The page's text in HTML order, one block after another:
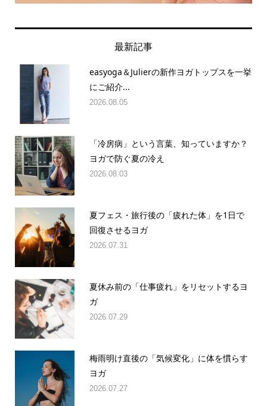
最新記事
easyoga＆Julierの新作ヨガトップスを一挙
にご紹介...
2026.08.05
「冷房病」という言葉、知っていますか？
ヨガで防ぐ夏の冷え
2026.08.03
夏フェス・旅行後の「疲れた体」を1日で
回復させるヨガ
2026.07.31
夏休み前の「仕事疲れ」をリセットするヨ
ガ
2026.07.29
梅雨明け直後の「気候変化」に体を慣らす
ヨガ
2026.07.27